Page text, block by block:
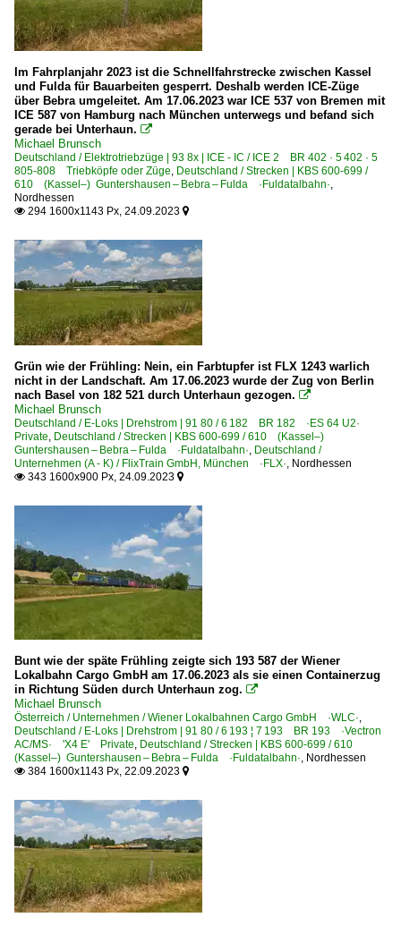
Im Fahrplanjahr 2023 ist die Schnellfahrstrecke zwischen Kassel
und Fulda für Bauarbeiten gesperrt. Deshalb werden ICE-Züge
über Bebra umgeleitet. Am 17.06.2023 war ICE 537 von Bremen mit
ICE 587 von Hamburg nach München unterwegs und befand sich
gerade bei Unterhaun. 
Michael Brunsch
Deutschland / Elektrotriebzüge | 93 8x | ICE - IC / ICE 2 BR 402 · 5 402 · 5
805-808 Triebköpfe oder Züge, Deutschland / Strecken | KBS 600-699 /
610 (Kassel–) Guntershausen – Bebra – Fulda ·Fuldatalbahn·,
Nordhessen
 294 1600x1143 Px, 24.09.2023 
Grün wie der Frühling: Nein, ein Farbtupfer ist FLX 1243 warlich
nicht in der Landschaft. Am 17.06.2023 wurde der Zug von Berlin
nach Basel von 182 521 durch Unterhaun gezogen. 
Michael Brunsch
Deutschland / E-Loks | Drehstrom | 91 80 / 6 182 BR 182 ·ES 64 U2·
Private, Deutschland / Strecken | KBS 600-699 / 610 (Kassel–)
Guntershausen – Bebra – Fulda ·Fuldatalbahn·, Deutschland /
Unternehmen (A - K) / FlixTrain GmbH, München ·FLX·, Nordhessen
 343 1600x900 Px, 24.09.2023 
Bunt wie der späte Frühling zeigte sich 193 587 der Wiener
Lokalbahn Cargo GmbH am 17.06.2023 als sie einen Containerzug
in Richtung Süden durch Unterhaun zog. 
Michael Brunsch
Österreich / Unternehmen / Wiener Lokalbahnen Cargo GmbH ·WLC·,
Deutschland / E-Loks | Drehstrom | 91 80 / 6 193 ¦ 7 193 BR 193 ·Vectron
AC/MS· 'X4 E' Private, Deutschland / Strecken | KBS 600-699 / 610
(Kassel–) Guntershausen – Bebra – Fulda ·Fuldatalbahn·, Nordhessen
 384 1600x1143 Px, 22.09.2023 